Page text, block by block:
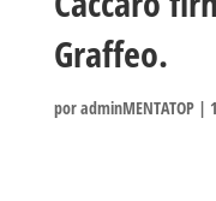
Graffeo.
poradminMENTATOP|